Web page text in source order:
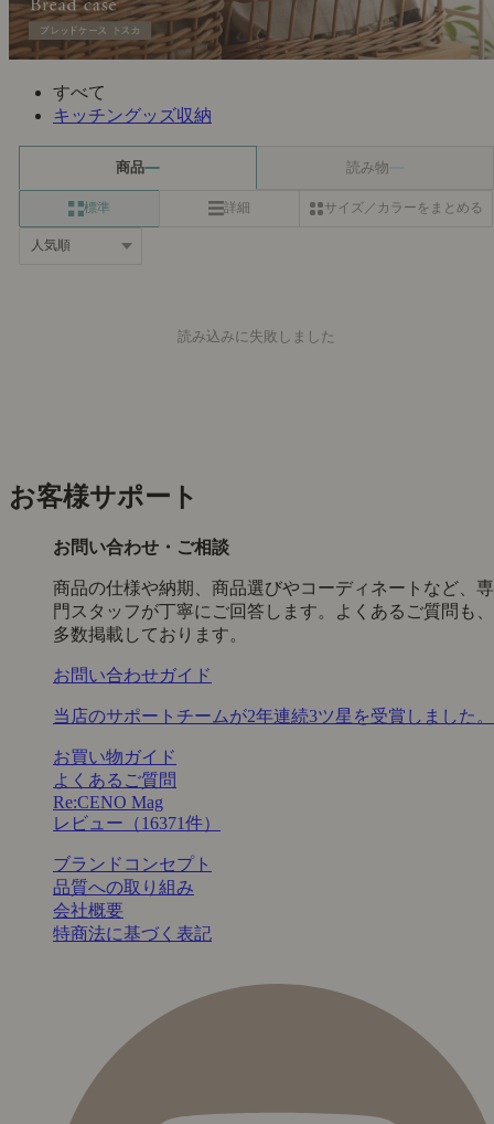
すべて
キッチングッズ収納
商品 読み物
標準 詳細 サイズ／カラーをまとめる
読み込みに失敗しました
お客様サポート
お問い合わせ・ご相談
商品の仕様や納期、商品選びやコーディネートなど、専
門スタッフが丁寧にご回答します。よくあるご質問も、
多数掲載しております。
お問い合わせガイド
当店のサポートチームが2年連続3ツ星を受賞しました。
お買い物ガイド
よくあるご質問
Re:CENO Mag
レビュー（16371件）
ブランドコンセプト
品質への取り組み
会社概要
特商法に基づく表記